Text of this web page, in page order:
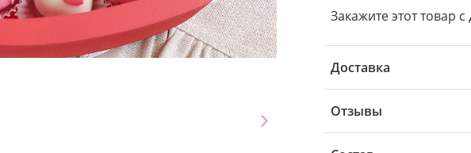
Закажите этот товар
Доставка
Отзывы